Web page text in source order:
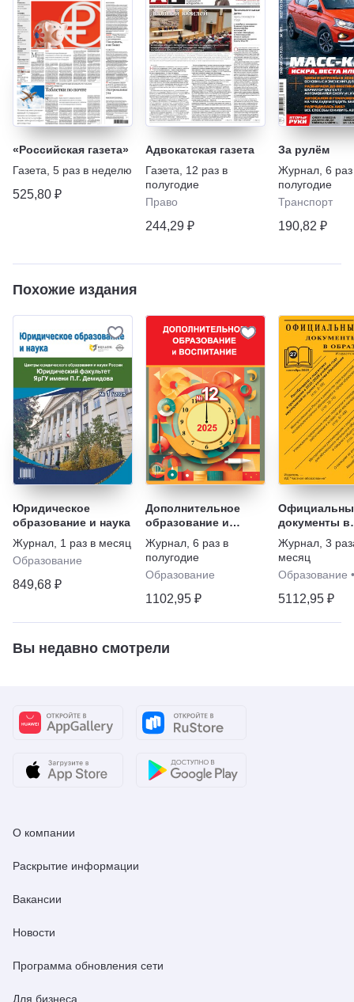
«Российская газета»
Газета 5 раз в неделю
525,80 ₽
Адвокатская газета
Газета
12 раз в
полугодие
Право
244,29 ₽
За рулём
Журнал 6
полугодие
Транспорт
190,82 ₽
Похожие издания
Юридическое
образование и наука
Журнал 1 раз в месяц
Образование
849,68 ₽
Дополнительное
образование и
воспитание с
приложением
Журнал 6 раз в
полугодие
Образование
1102,95 ₽
документы в
образовании
Журнал 3
месяц
Образование
5112,95 ₽
Вы недавно смотрели
О компании
Раскрытие информации
Вакансии
Новости
Программа обновления сети
Для бизнеса